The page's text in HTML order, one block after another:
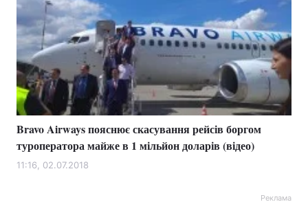
Bravo Airways пояснює скасування рейсів боргом
туроператора майже в 1 мільйон доларів (відео)
11:16, 02.07.2018
Реклама